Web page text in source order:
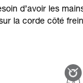
d’avoir les
la corde côté